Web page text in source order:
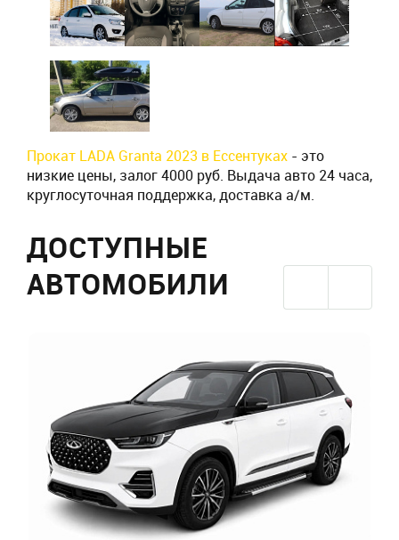
Прокат LADA Granta 2023 в Ессентуках - это
низкие цены, залог 4000 руб. Выдача авто 24 часа,
круглосуточная поддержка, доставка а/м.
ДОСТУПНЫЕ
АВТОМОБИЛИ